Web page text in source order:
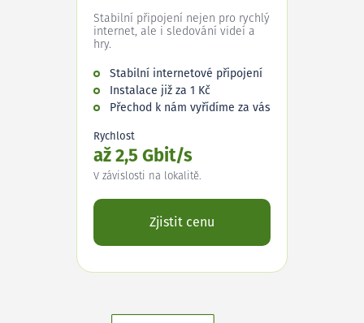
Stabilní připojení nejen pro rychlý
internet, ale i sledování videí a
hry.
Stabilní internetové připojení
Instalace již za 1 Kč
Přechod k nám vyřídíme za vás
Rychlost
až 2,5 Gbit/s
V závislosti na lokalitě.
Zjistit cenu